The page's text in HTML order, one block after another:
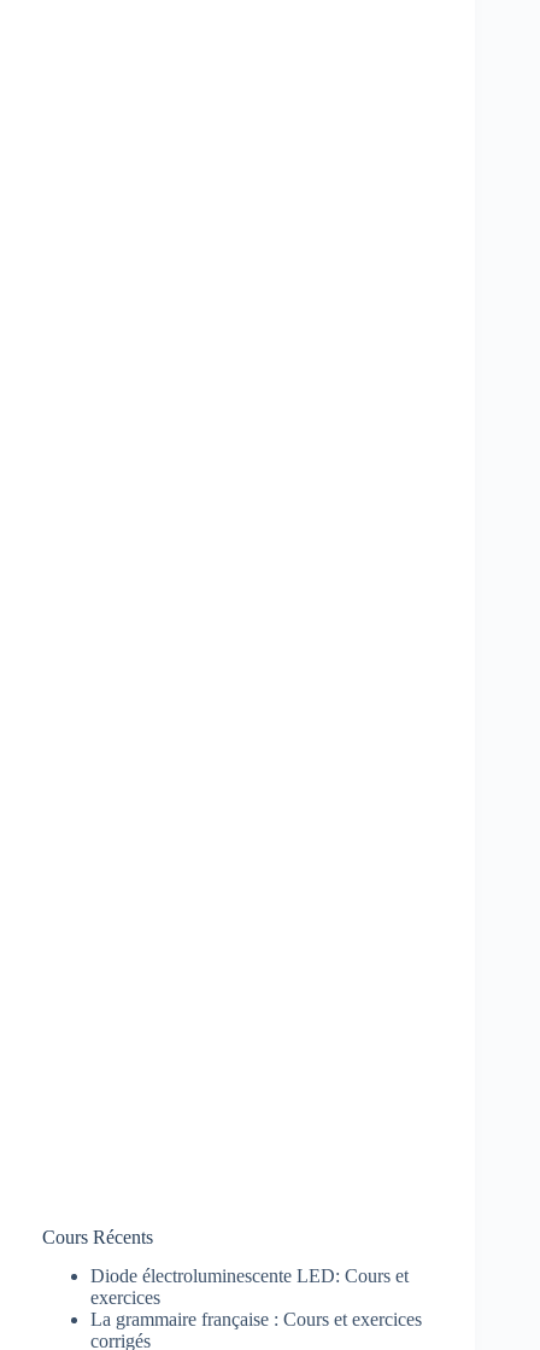
Cours Récents
Diode électroluminescente LED: Cours et
exercices
La grammaire française : Cours et exercices
corrigés